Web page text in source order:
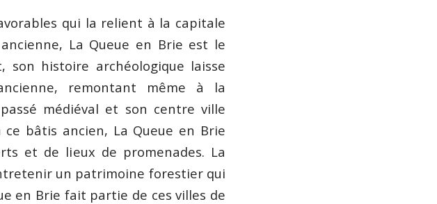
qui la relient à la capitale
La Queue en Brie est le
son histoire archéologique laisse
remontant même à la
médiéval et son centre ville
bâtis ancien, La Queue en Brie
et de lieux de promenades. La
un patrimoine forestier qui
en Brie fait partie de ces villes de